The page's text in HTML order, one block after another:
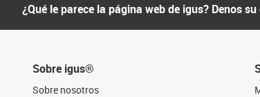
¿Qué le parece la página web de igus? Denos
Sobre igus®
Sobre nosotros